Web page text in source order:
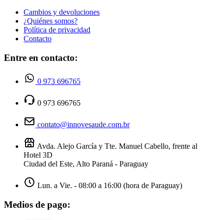
Cambios y devoluciones
¿Quiénes somos?
Política de privacidad
Contacto
Entre en contacto:
0 973 696765
0 973 696765
contato@innovesaude.com.br
Avda. Alejo García y Tte. Manuel Cabello, frente al
Hotel 3D
Ciudad del Este, Alto Paraná - Paraguay
Lun. a Vie. - 08:00 a 16:00 (hora de Paraguay)
Medios de pago: